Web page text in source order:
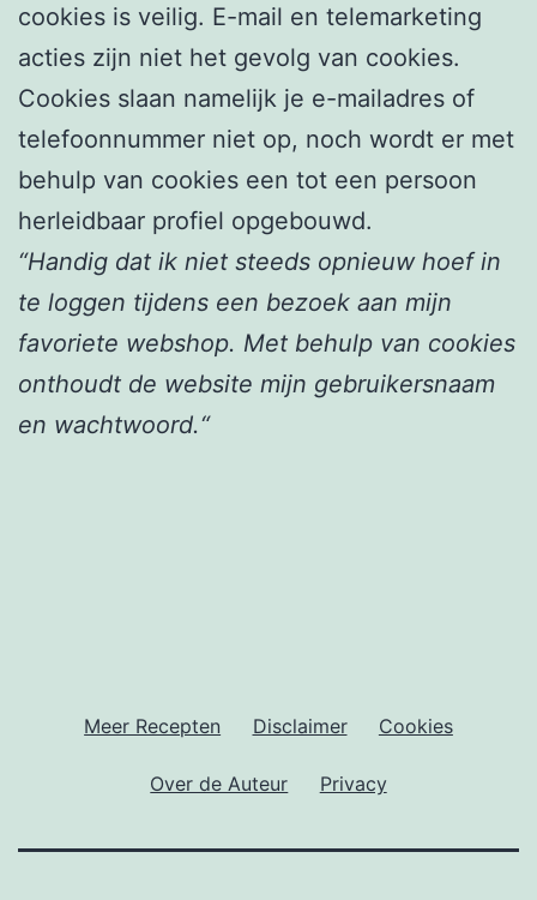
cookies is veilig. E-mail en telemarketing
acties zijn niet het gevolg van cookies.
Cookies slaan namelijk je e-mailadres of
telefoonnummer niet op, noch wordt er met
behulp van cookies een tot een persoon
herleidbaar profiel opgebouwd.
“Handig dat ik niet steeds opnieuw hoef in
te loggen tijdens een bezoek aan mijn
favoriete webshop. Met behulp van cookies
onthoudt de website mijn gebruikersnaam
en wachtwoord.“
Meer Recepten Disclaimer Cookies
Over de Auteur Privacy